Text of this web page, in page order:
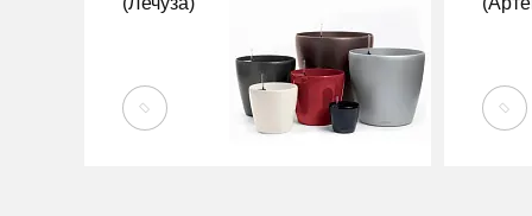
ПЕРЕЙТИ ПЕРЕЙТИ